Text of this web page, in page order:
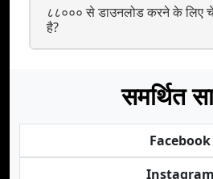
८८००० से डाउनलोड करने के लिए
है?
समर्थित
Facebook
Instagram